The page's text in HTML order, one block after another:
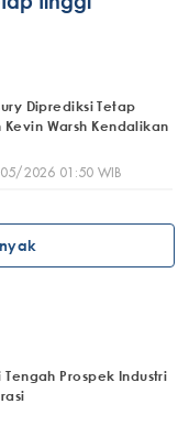
Diprediksi Tetap
Warsh Kendalikan
2026 01:50 WIB
Tengah Prospek Industri